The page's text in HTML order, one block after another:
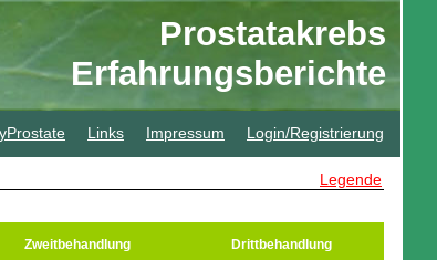
Prostatakrebs
Erfahrungsberichte
Links Impressum Login/Registrierung
Legende
Zweitbehandlung Drittbehandlung